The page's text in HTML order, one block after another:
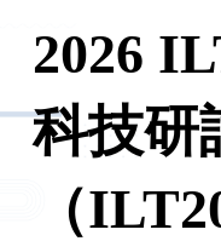
2026
科技研
（